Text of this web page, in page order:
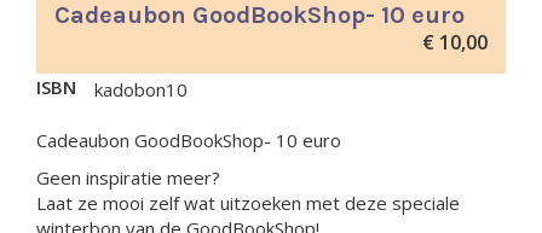
Cadeaubon GoodBookShop- 10 euro
€ 10,00
ISBN kadobon10
Cadeaubon GoodBookShop- 10 euro
Geen inspiratie meer?
Laat ze mooi zelf wat uitzoeken met deze speciale
winterbon van de GoodBookShop!